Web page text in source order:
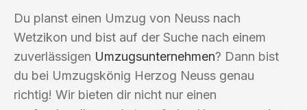
Du planst einen Umzug von Neuss nach
Wetzikon und bist auf der Suche nach einem
zuverlässigen Umzugsunternehmen? Dann bist
du bei Umzugskönig Herzog Neuss genau
richtig! Wir bieten dir nicht nur einen